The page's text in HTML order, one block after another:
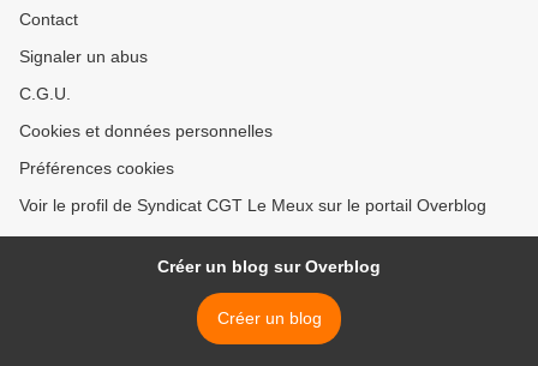
Contact
Signaler un abus
C.G.U.
Cookies et données personnelles
Préférences cookies
Voir le profil de Syndicat CGT Le Meux sur le portail Overblog
Créer un blog sur Overblog
Créer un blog